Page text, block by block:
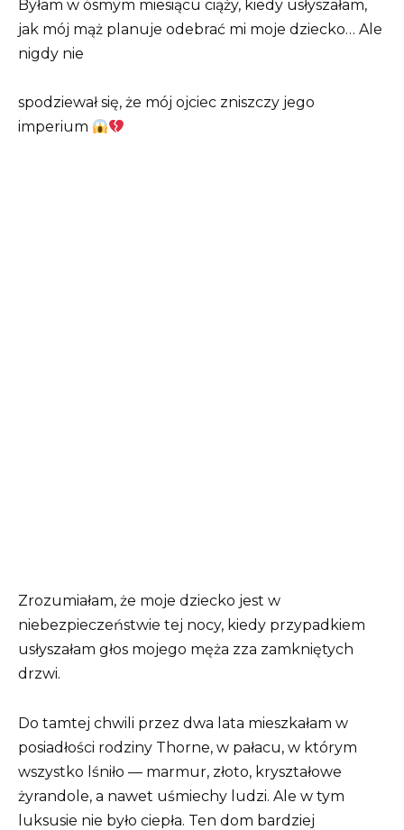
Byłam w ósmym miesiącu ciąży, kiedy usłyszałam,
jak mój mąż planuje odebrać mi moje dziecko… Ale
nigdy nie
spodziewał się, że mój ojciec zniszczy jego
imperium
Zrozumiałam, że moje dziecko jest w
niebezpieczeństwie tej nocy, kiedy przypadkiem
usłyszałam głos mojego męża zza zamkniętych
drzwi.
Do tamtej chwili przez dwa lata mieszkałam w
posiadłości rodziny Thorne, w pałacu, w którym
wszystko lśniło — marmur, złoto, kryształowe
żyrandole, a nawet uśmiechy ludzi. Ale w tym
luksusie nie było ciepła. Ten dom bardziej